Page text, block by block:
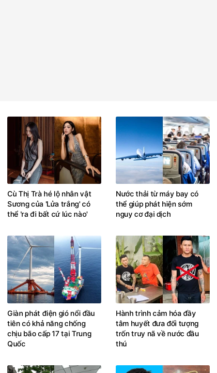
Cù Thị Trà hé lộ nhân vật
Sương của 'Lửa trắng' có
thể 'ra đi bất cứ lúc nào'
Nước thải từ máy bay có
thể giúp phát hiện sớm
nguy cơ đại dịch
Giàn phát điện gió nổi đầu
tiên có khả năng chống
chịu bão cấp 17 tại Trung
Quốc
Hành trình cảm hóa đầy
tâm huyết đưa đối tượng
trốn truy nã về nước đầu
thú